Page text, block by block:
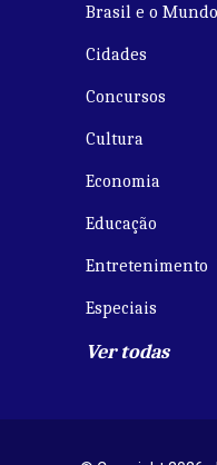
Brasil e o Mundo
Cidades
Concursos
Cultura
Economia
Educação
Entretenimento
Especiais
Ver todas